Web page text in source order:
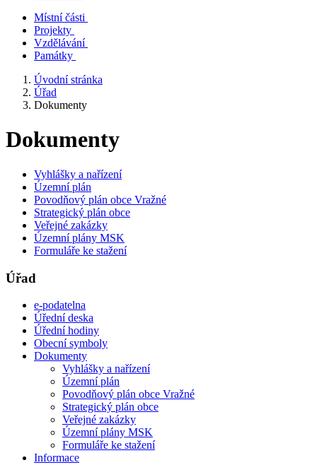
Místní části
Projekty
Vzdělávání
Památky
Úvodní stránka
Úřad
Dokumenty
Dokumenty
Vyhlášky a nařízení
Územní plán
Povodňový plán obce Vražné
Strategický plán obce
Veřejné zakázky
Územní plány MSK
Formuláře ke stažení
Úřad
e-podatelna
Úřední deska
Úřední hodiny
Obecní symboly
Dokumenty
Vyhlášky a nařízení
Územní plán
Povodňový plán obce Vražné
Strategický plán obce
Veřejné zakázky
Územní plány MSK
Formuláře ke stažení
Informace